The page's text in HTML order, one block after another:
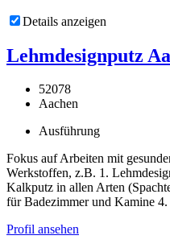
Details anzeigen
Lehmdesignputz
52078
Aachen
Ausführung
Fokus auf Arbeiten mit
Werkstoffen, z.B. 1.
Kalkputz in allen Arten
für Badezimmer und Kamine
Profil ansehen